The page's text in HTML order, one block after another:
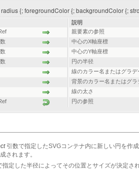
{; foregroundColor {; backgroundColor {;
説明
親要素の参照
中心のX軸座標
中心のY軸座標
円の半径
線のカラー名またはグラデ
背景のカラー名またはグラ
線の太さ
円の参照
引数で指定したSVGコンテナ内に新しい円を作成
されます。
指定した半径によってその位置とサイズが決定され